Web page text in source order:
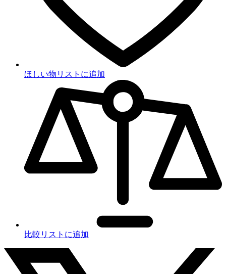
ほしい物リストに追加
比較リストに追加